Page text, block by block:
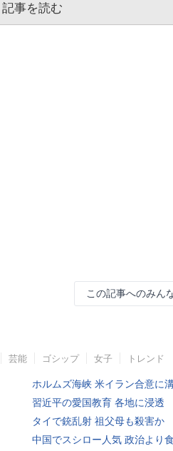
記事を読む
この記事へのみん
芸能 ゴシップ 女子 トレンド
ホルムズ海峡 米イラン合意に
習近平の愛国教育 各地に浸透
タイで銃乱射 祖父母も殺害か
中国でスシロー人気 政治より食